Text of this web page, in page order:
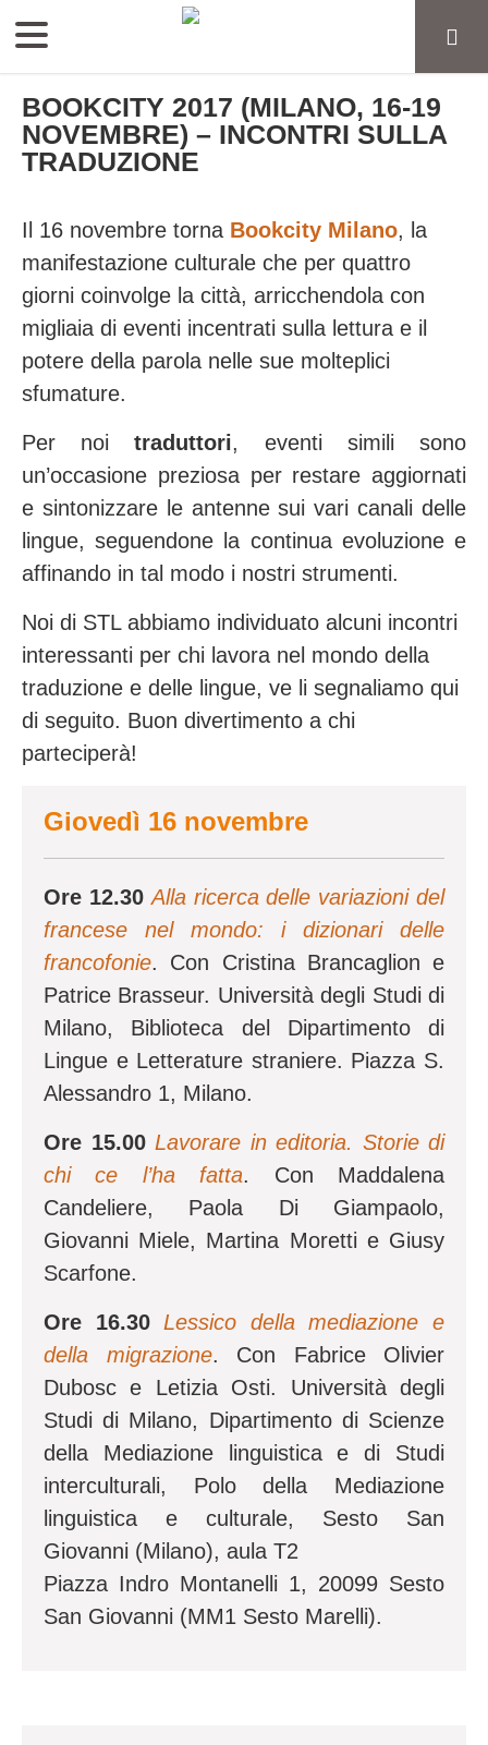
BOOKCITY 2017 (MILANO, 16-19
NOVEMBRE) – INCONTRI SULLA
TRADUZIONE
Il 16 novembre torna Bookcity Milano, la
manifestazione culturale che per quattro
giorni coinvolge la città, arricchendola con
migliaia di eventi incentrati sulla lettura e il
potere della parola nelle sue molteplici
sfumature.
Per noitraduttori, eventi simili sono
un’occasione preziosa per restare aggiornati
e sintonizzare le antenne sui vari canali delle
lingue, seguendone la continua evoluzione e
affinando in tal modo i nostri strumenti.
Noi di STL abbiamo individuato alcuni incontri
interessanti per chi lavora nel mondo della
traduzione e delle lingue, ve li segnaliamo qui
di seguito. Buon divertimento a chi
parteciperà!
Giovedì 16 novembre
Ore 12.30Alla ricerca delle variazioni del
francese nel mondo: i dizionari delle
francofonie. Con Cristina Brancaglion e
Patrice Brasseur. Università degli Studi di
Milano, Biblioteca del Dipartimento di
Lingue e Letterature straniere. Piazza S.
Alessandro 1, Milano.
Ore 15.00 Lavorare in editoria. Storie di
chi ce l’ha fatta. Con Maddalena
Candeliere, Paola Di Giampaolo,
Giovanni Miele, Martina Moretti e Giusy
Scarfone.
Ore 16.30
Lessico della mediazione e
della migrazione. Con Fabrice Olivier
Dubosc e Letizia Osti. Università degli
Studi di Milano, Dipartimento di Scienze
della Mediazione linguistica e di Studi
interculturali, Polo della Mediazione
linguistica e culturale, Sesto San
Giovanni (Milano), aula T2
Piazza Indro Montanelli 1, 20099 Sesto
San Giovanni (MM1 Sesto Marelli).